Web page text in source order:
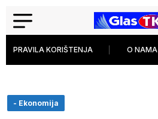
PRAVILA KORIŠTENJA O NAMA
- Ekonomija